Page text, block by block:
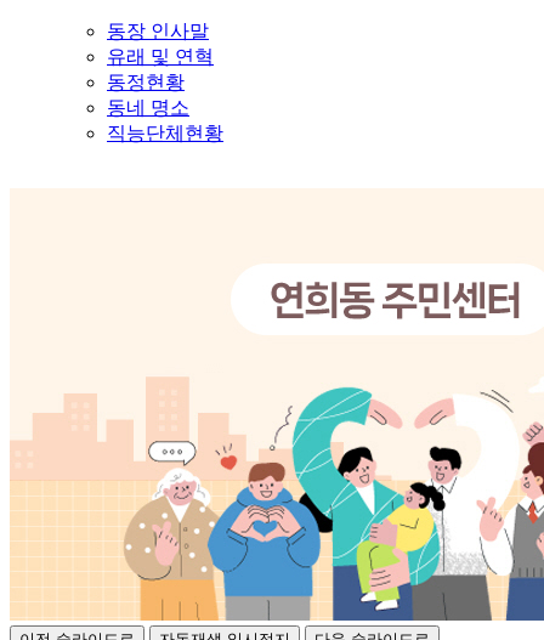
동장 인사말
유래 및 연혁
동정현황
동네 명소
직능단체현황